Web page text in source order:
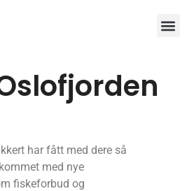
har fått med dere så
med nye
fiskeforbud og